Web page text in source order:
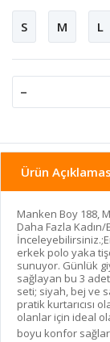
S M L
-
Ürün
Manken Boy 188,
Daha Fazla
erkek polo yaka
sunuyor. Günlük
sağlayan bu 3
seti; siyah, bej ve
pratik kurtarıcısı
olanlar için ideal
boyu konfor